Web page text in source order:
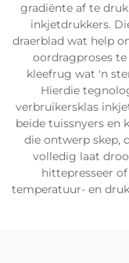
gradiënte af te
inkjetdrukkers.
draerblad wat help
oordragproses
kleefrug wat 'n
Hierdie
verbruikersklas
beide tuissnyers en
die ontwerp skep,
volledig laat
hittepresseer
temperatuur- en